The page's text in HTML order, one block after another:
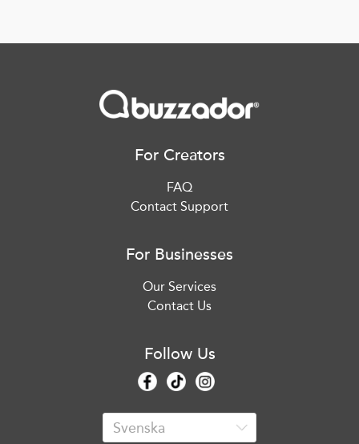
For Creators
FAQ
Contact Support
For Businesses
Our Services
Contact Us
Follow Us